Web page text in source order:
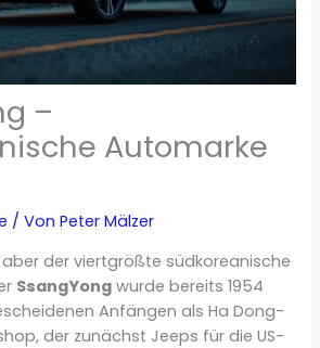
–
Automarke
/ VonPeter Mälzer
der viertgrößte südkoreanische
SsangYong wurde bereits 1954
Anfängen als Ha Dong-
der zunächst Jeeps für die US-